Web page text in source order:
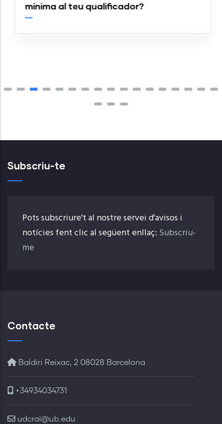
mínima al teu qualificador?
Subscriu-te
Pots subscriure't al nostre servei d'avisos i
notícies fent clic al següent enllaç: Subscriu-
me
Contacte
Baldiri Reixac, 2 08028 Barcelona
+34934034731
udcrai@ub.edu